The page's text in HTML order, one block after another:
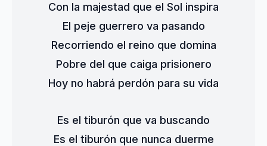
Con la majestad que el Sol inspira
El peje guerrero va pasando
Recorriendo el reino que domina
Pobre del que caiga prisionero
Hoy no habrá perdón para su vida
Es el tiburón que va buscando
Es el tiburón que nunca duerme